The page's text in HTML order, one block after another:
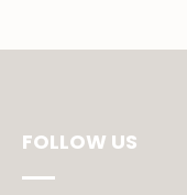
FOLLOW US